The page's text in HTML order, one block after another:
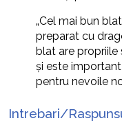
„Cel mai bun
preparat cu
blat are propriile
și este
pentru nevoile
Intrebari/